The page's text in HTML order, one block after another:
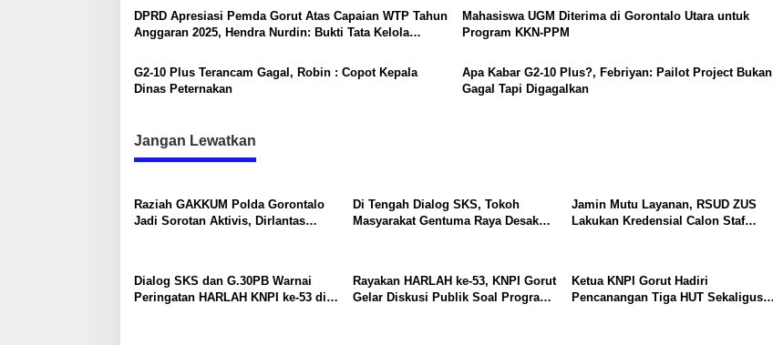
a
M
a
s
DPRD Apresiasi Pemda Gorut Atas Capaian WTP Tahun
Anggaran 2025, Hendra Nurdin: Bukti Tata Kelola
Mahasiswa UGM Diterima di Gorontalo Utara untuk
Program KKN-PPM
G2-10 Plus Terancam Gagal, Robin : Copot Kepala
Dinas Peternakan
Apa Kabar G2-10 Plus?, Febriyan: Pailot Project Bukan
Gagal Tapi Digagalkan
Jangan Lewatkan
Raziah GAKKUM Polda Gorontalo
Jadi Sorotan Aktivis, Dirlantas
Di Tengah Dialog SKS, Tokoh
Masyarakat Gentuma Raya Desak
Jamin Mutu Layanan, RSUD ZUS
Lakukan Kredensial Calon Staf
Dialog SKS dan G.30PB Warnai
Peringatan HARLAH KNPI ke-53 di
Rayakan HARLAH ke-53, KNPI Gorut
Gelar Diskusi Publik Soal Program
Ketua KNPI Gorut Hadiri
Pencanangan Tiga HUT Sekaligus